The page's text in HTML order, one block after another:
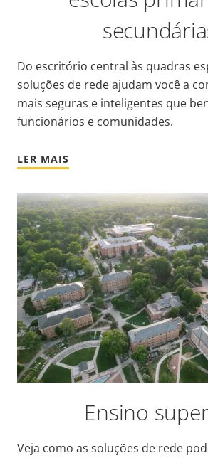
Do escritório central às quadras
soluções de rede ajudam você a
mais seguras e inteligentes que
funcionários e comunidades.
LER MAIS
Ensino
Veja como as soluções de rede